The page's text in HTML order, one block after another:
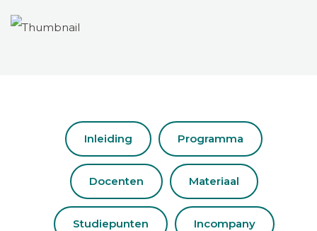
Inleiding Programma
Docenten Materiaal
Studiepunten Incompany